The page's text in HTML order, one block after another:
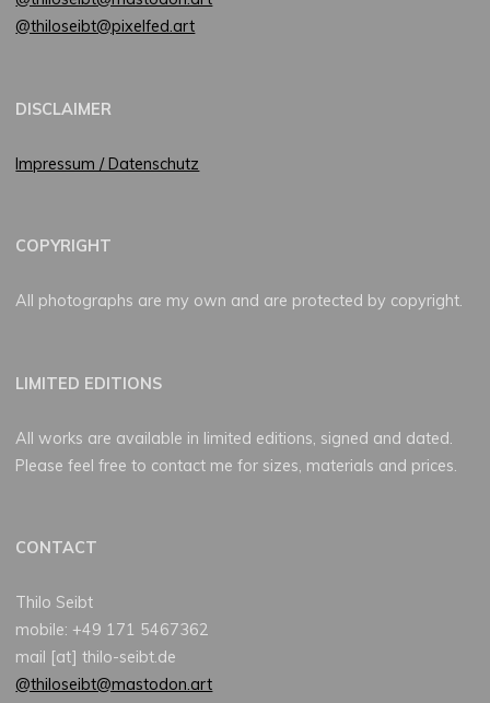
@thiloseibt@pixelfed.art
DISCLAIMER
Impressum / Datenschutz
COPYRIGHT
All photographs are my own and are protected by copyright.
LIMITED EDITIONS
All works are available in limited editions, signed and dated.
Please feel free to contact me for sizes, materials and prices.
CONTACT
Thilo Seibt
mobile: +49 171 5467362
mail [at] thilo-seibt.de
@thiloseibt@mastodon.art